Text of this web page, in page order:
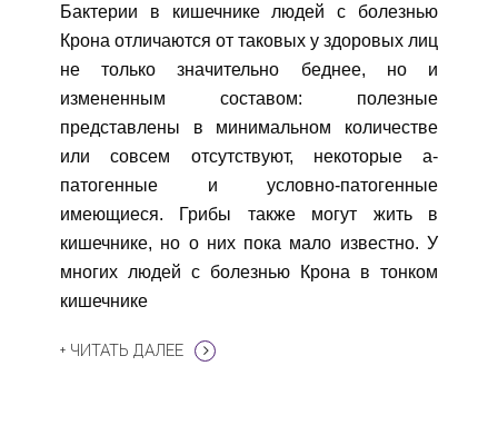
Бактерии в кишечнике людей с болезнью
Крона отличаются от таковых у здоровых лиц
не только значительно беднее, но и
измененным составом: полезные
представлены в минимальном количестве
или совсем отсутствуют, некоторые а-
патогенные и условно-патогенные
имеющиеся. Грибы также могут жить в
кишечнике, но о них пока мало известно. У
многих людей с болезнью Крона в тонком
кишечнике
+ ЧИТАТЬ ДАЛЕЕ